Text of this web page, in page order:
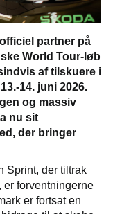
partner på
World Tour-løb
af tilskuere i
14. juni 2026.
og massiv
nu sit
der bringer
Sprint, der tiltrak
er forventningerne
er fortsat en